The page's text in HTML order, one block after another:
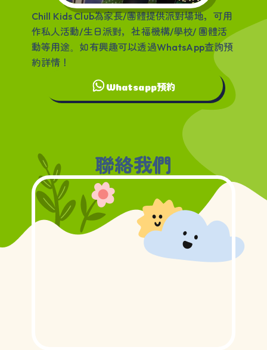
Chill Kids Club為家長/團體提供派對場地，可用
作私人活動/生日派對，社福機構/學校/ 團體活
動等用途。 如有興趣可以透過WhatsApp查詢預
約詳情！
Whatsapp預約
聯絡我們